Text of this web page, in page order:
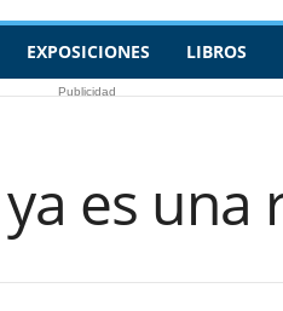
EXPOSICIONES LIBROS
Publicidad
es una